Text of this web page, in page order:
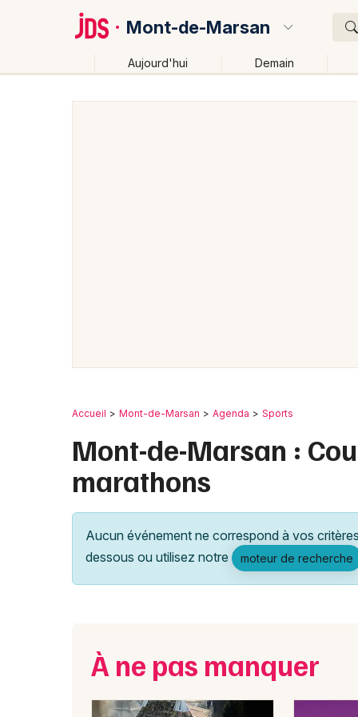
Mont-de-Marsan
Aujourd'hui Demain
Accueil Mont-de-Marsan Agenda Sports
Mont-de-Marsan :
marathons
Aucun événement ne correspond à vos
dessous ou utilisez notre
moteur de recherche
À ne pas manquer